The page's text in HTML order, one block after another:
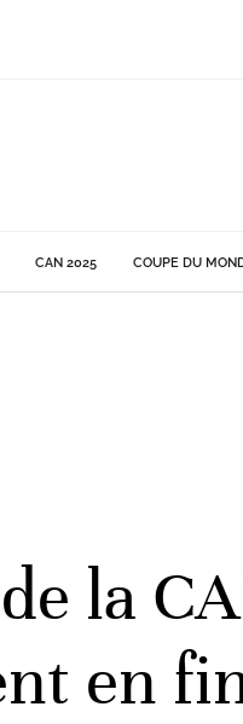
CAN 2025 COUPE DU
la
en